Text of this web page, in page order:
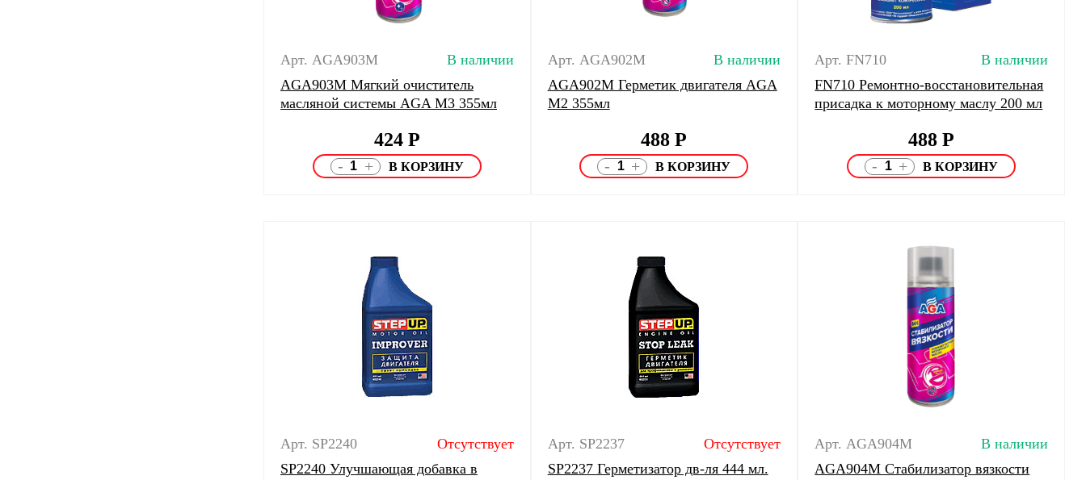
Арт. AGA903M
В наличии
AGA903M Мягкий очиститель
масляной системы AGA M3 355мл
424 Р
- +
Арт. AGA902M
В наличии
AGA902M Герметик двигателя AGA
M2 355мл
488Р
- +
Арт. FN710
В наличии
FN710 Ремонтно-восстановительная
присадка к моторному маслу 200 мл
488Р
- +
Арт. SP2240
Отсутствует
SP2240 Улучшающая добавка в
Арт. SP2237
Отсутствует
SP2237 Герметизатор дв-ля 444 мл.
Арт. AGA904M
В наличии
AGA904M Стабилизатор вязкости